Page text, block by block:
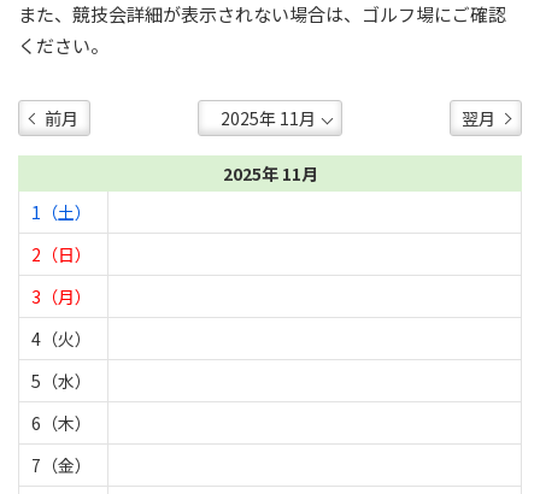
また、競技会詳細が表示されない場合は、ゴルフ場にご確認
ください。
前月 翌月
2025年 11月
1（土）
2（日）
3（月）
4（火）
5（水）
6（木）
7（金）